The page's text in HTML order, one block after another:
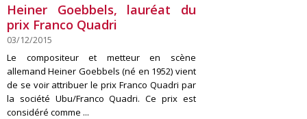
Heiner Goebbels, lauréat du
prix Franco Quadri
03/12/2015
Le compositeur et metteur en scène
allemand Heiner Goebbels (né en 1952) vient
de se voir attribuer le prix Franco Quadri par
la société Ubu/Franco Quadri. Ce prix est
considéré comme ...